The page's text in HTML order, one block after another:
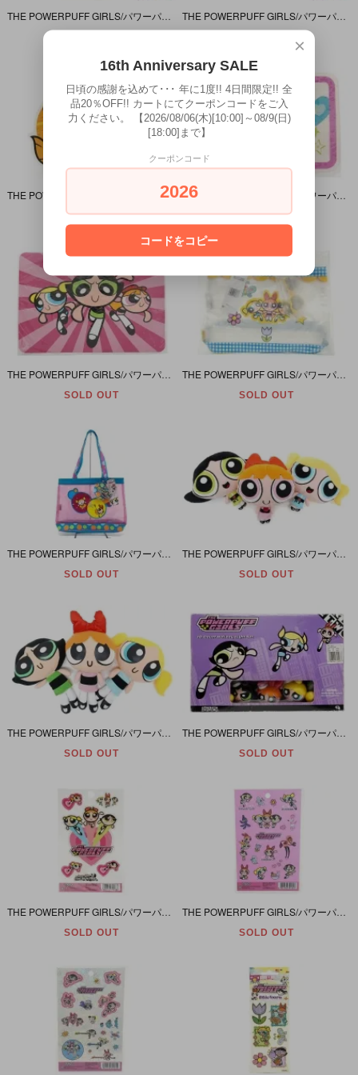
THE POWERPUFF GIRLS/パワーパフガールズ・セガトイズ・Poseable doll/ポーサブルドール・アクションフィギュア 「Buttercup/バターカップ」 ダメージ有
THE POWERPUFF GIRLS/パワーパフガールズ・マウスパッド・2001年・20×24×0.3cm
SOLD OUT SOLD OUT
THE POWERPUFF GIRLS/パワーパフガールズ・Place mat/プレースマット・ランチョンマット・ウレタン「POWER Lunch anyone?!」2000年・28.6×41.7cm
SOLD OUT SOLD OUT
THE POWERPUFF GIRLS/パワーパフガールズ・ACCESSORY NETWORK/アクセサリーネットワーク・Summer Bag/サマーバッグ(メッシュ/トート)2001年30×38cm
SOLD OUT SOLD OUT
THE POWERPUFF GIRLS/パワーパフガールズ・TOY CONNECTION/トイコネクション 「ブロッサム＆バブルス＆バターカップ・ぬいぐるみ3体セット」 1999年・ブロッサム45cm
SOLD OUT SOLD OUT
THE POWERPUFF GIRLS/パワーパフガールズ・セガトイズ・SHOWA NOTE/ショウワノート・Sticker/ステッカー/シールシート・クリア/透明フィルム台紙・2001年
SOLD OUT SOLD OUT
×
16th Anniversary SALE
日頃の感謝を込めて･･･ 年に1度!! 4日間限定!! 全
品20％OFF!! カートにてクーポンコードをご入
力ください。 【2026/08/06(木)[10:00]～08/9(日)
[18:00]まで】
クーポンコード
2026
コードをコピー